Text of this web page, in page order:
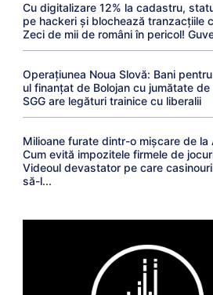
Cu digitalizare 12% la cadastru,
pe hackeri și blochează tranzacțiile
Zeci de mii de români în pericol!
Operațiunea Noua Slovă: Bani
ul finanțat de Bolojan cu jumătate de
SGG are legături trainice cu liberalii
Milioane furate dintr-o mișcare de la
Cum evită impozitele firmele de
Videoul devastator pe care
să-l...